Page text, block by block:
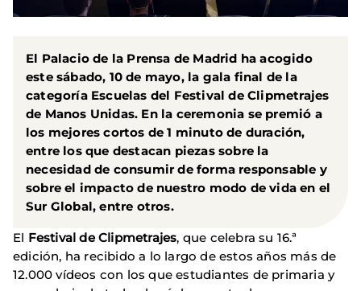
El Palacio de la Prensa de Madrid ha acogido
este sábado, 10 de mayo, la gala final de la
categoría Escuelas del Festival de Clipmetrajes
de Manos Unidas. En la ceremonia se premió a
los mejores cortos de 1 minuto de duración,
entre los que destacan piezas sobre la
necesidad de consumir de forma responsable y
sobre el impacto de nuestro modo de vida en el
Sur Global, entre otros.
El Festival de Clipmetrajes, que celebra su 16.ª
edición, ha recibido a lo largo de estos años más de
12.000 vídeos con los que estudiantes de primaria y